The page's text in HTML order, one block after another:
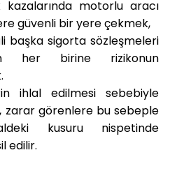
motorlu aracı
güvenli bir yere çekmek,
başka sigorta sözleşmeleri
her birine rizikonun
ihlal edilmesi sebebiyle
görenlere bu sebeple
kusuru nispetinde
edilir.